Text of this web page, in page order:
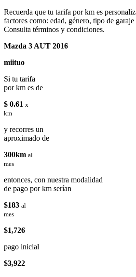
Recuerda que tu tarifa por km es
factores como: edad, género, tipo de
Consulta términos y condiciones.
Mazda 3 AUT 2016
miituo
Si tu tarifa
por km es de
$ 0.61 x
km
y recorres un
aproximado de
300km al
mes
entonces, con nuestra modalidad
de pago por km serían
$183 al
mes
$1,726
pago inicial
$3,922